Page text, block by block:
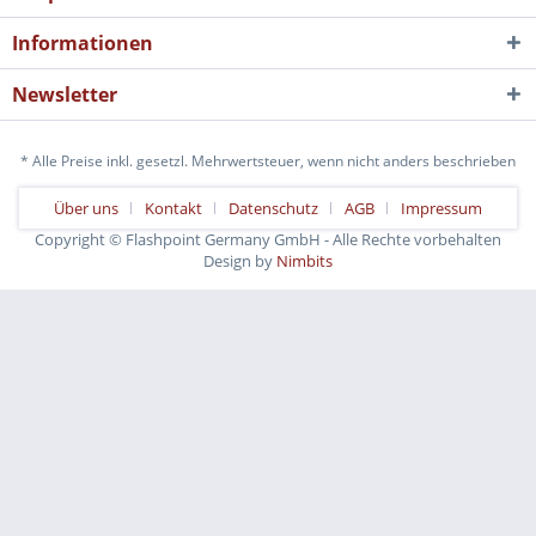
Informationen
Newsletter
* Alle Preise inkl. gesetzl. Mehrwertsteuer, wenn nicht anders beschrieben
Über uns Kontakt Datenschutz AGB
Impressum
Copyright © Flashpoint Germany GmbH - Alle Rechte vorbehalten
Design by Nimbits